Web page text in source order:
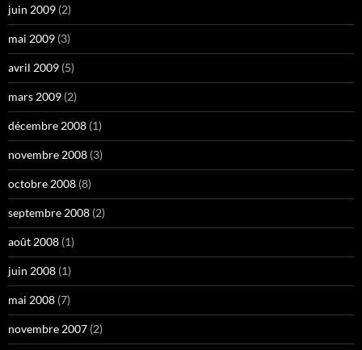
juin 2009 (2)
mai 2009 (3)
avril 2009 (5)
mars 2009 (2)
décembre 2008 (1)
novembre 2008 (3)
octobre 2008 (8)
septembre 2008 (2)
août 2008 (1)
juin 2008 (1)
mai 2008 (7)
novembre 2007 (2)